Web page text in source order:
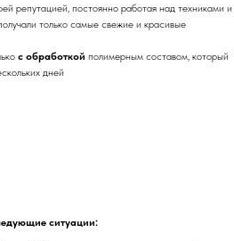
репутацией, постоянно работая над техниками и
только самые свежие и красивые
с обработкой полимерным составом, который
дней
ситуации: